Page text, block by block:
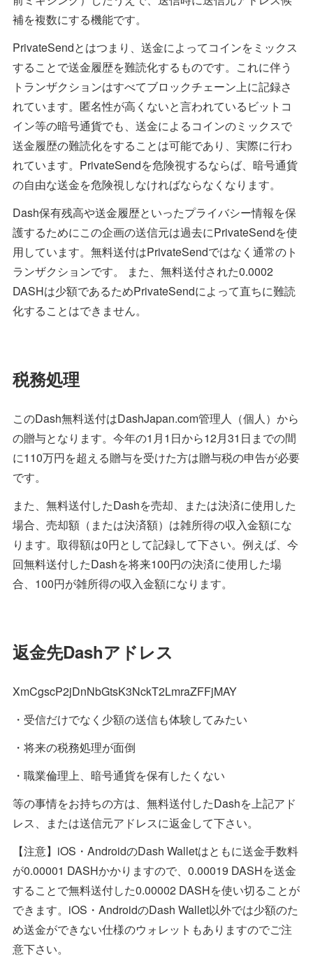
補を複数にする機能です。
PrivateSendとはつまり、送金によってコインをミックス
することで送金履歴を難読化するものです。これに伴う
トランザクションはすべてブロックチェーン上に記録さ
れています。匿名性が高くないと言われているビットコ
イン等の暗号通貨でも、送金によるコインのミックスで
送金履歴の難読化をすることは可能であり、実際に行わ
れています。PrivateSendを危険視するならば、暗号通貨
の自由な送金を危険視しなければならなくなります。
Dash保有残高や送金履歴といったプライバシー情報を保
護するためにこの企画の送信元は過去にPrivateSendを使
用しています。無料送付はPrivateSendではなく通常のト
ランザクションです。 また、無料送付された0.0002
DASHは少額であるためPrivateSendによって直ちに難読
化することはできません。
税務処理
このDash無料送付はDashJapan.com管理人（個人）から
の贈与となります。今年の1月1日から12月31日までの間
に110万円を超える贈与を受けた方は贈与税の申告が必要
です。
また、無料送付したDashを売却、または決済に使用した
場合、売却額（または決済額）は雑所得の収入金額にな
ります。取得額は0円として記録して下さい。例えば、今
回無料送付したDashを将来100円の決済に使用した場
合、100円が雑所得の収入金額になります。
返金先Dashアドレス
XmCgscP2jDnNbGtsK3NckT2LmraZFFjMAY
・受信だけでなく少額の送信も体験してみたい
・将来の税務処理が面倒
・職業倫理上、暗号通貨を保有したくない
等の事情をお持ちの方は、無料送付したDashを上記アド
レス、または送信元アドレスに返金して下さい。
【注意】iOS・AndroidのDash Walletはともに送金手数料
が0.00001 DASHかかりますので、0.00019 DASHを送金
することで無料送付した0.00002 DASHを使い切ることが
できます。iOS・AndroidのDash Wallet以外では少額のた
め送金ができない仕様のウォレットもありますのでご注
意下さい。